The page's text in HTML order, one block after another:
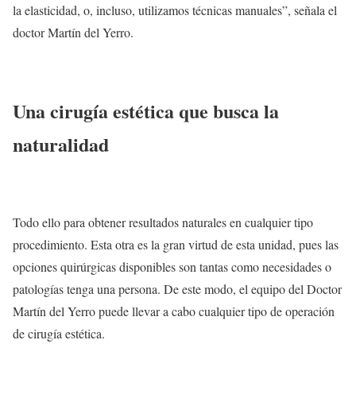
la elasticidad, o, incluso, utilizamos técnicas manuales”, señala el
doctor Martín del Yerro.
Una cirugía estética que busca la
naturalidad
Todo ello para obtener resultados naturales en cualquier tipo
procedimiento. Esta otra es la gran virtud de esta unidad, pues las
opciones quirúrgicas disponibles son tantas como necesidades o
patologías tenga una persona. De este modo, el equipo del Doctor
Martín del Yerro puede llevar a cabo cualquier tipo de operación
de cirugía estética.